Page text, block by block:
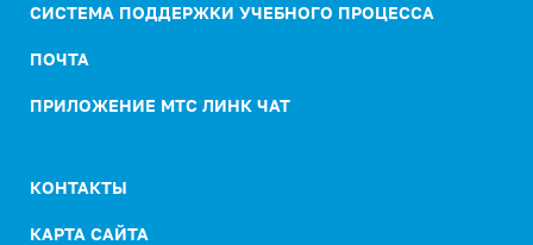
СИСТЕМА ПОДДЕРЖКИ УЧЕБНОГО ПРОЦЕССА
ПОЧТА
ПРИЛОЖЕНИЕ МТС ЛИНК ЧАТ
КОНТАКТЫ
КАРТА САЙТА